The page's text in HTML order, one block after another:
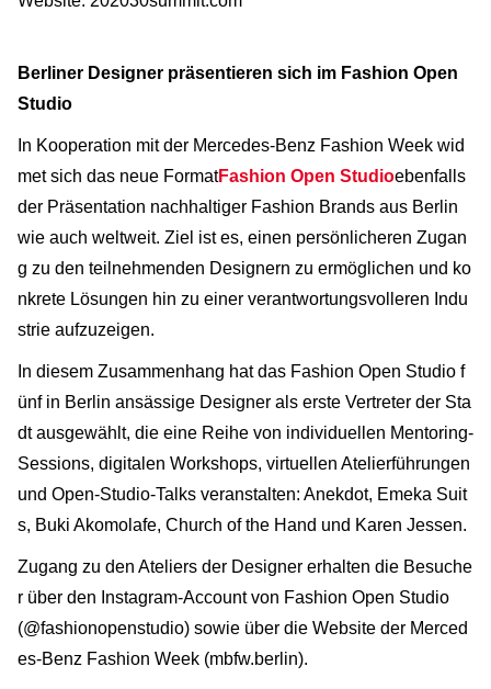
Berliner Designer präsentieren sich im Fashion Open
Studio
In Kooperation mit der Mercedes-Benz Fashion Week wid
met sich das neue FormatFashion Open Studioebenfalls
der Präsentation nachhaltiger Fashion Brands aus Berlin
wie auch weltweit. Ziel ist es, einen persönlicheren Zugan
g zu den teilnehmenden Designern zu ermöglichen und ko
nkrete Lösungen hin zu einer verantwortungsvolleren Indu
strie aufzuzeigen.
In diesem Zusammenhang hat das Fashion Open Studio f
ünf in Berlin ansässige Designer als erste Vertreter der Sta
dt ausgewählt, die eine Reihe von individuellen Mentoring-
Sessions, digitalen Workshops, virtuellen Atelierführungen
und Open-Studio-Talks veranstalten: Anekdot, Emeka Suit
s, Buki Akomolafe, Church of the Hand und Karen Jessen.
Zugang zu den Ateliers der Designer erhalten die Besuche
r über den Instagram-Account von Fashion Open Studio
(@fashionopenstudio) sowie über die Website der Merced
es-Benz Fashion Week (mbfw.berlin).